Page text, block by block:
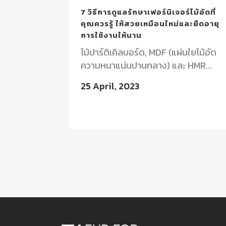
7 วิธีการดูแลรักษาเฟอร์นิเจอร์ไม้อัดที่
คุณควรรู้ ให้สวยเหมือนใหม่และยืดอายุ
การใช้งานให้นาน
ไม้ปาร์ติเคิลบอร์ด, MDF (แผ่นใยไม้อัด
ความหนาแน่นปานกลาง) และ HMR...
25 April, 2023